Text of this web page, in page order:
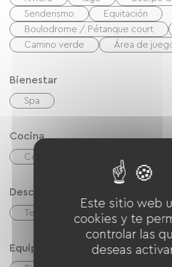
Senderismo
Equitación
Boulodrome / Pétanque court
Camino verde
Área de
Bienestar
Spa
Cocina
Cocina
Descripción
Terraza Terreno privado
Equipos
Este sitio web
cookies y te
controlar las
deseas